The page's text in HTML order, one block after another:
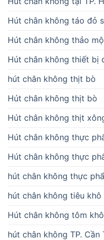
Hút chân không táo đỏ
Hút chân không thảo
Hút chân không thiết bị
hút chân không thịt bò
Hút chân không thịt bò
Hút chân không thịt
Hút chân không thực
Hút chân không thực
hút chân không thực
hút chân không tiêu khô
Hút chân không tôm khô
hút chân không TP. Cần